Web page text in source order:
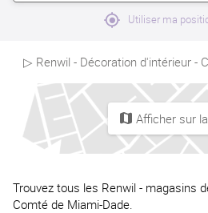
mylocation Utiliser ma
▷ Renwil - Décoration d'intérieur -
map Afficher sur
Trouvez tous les Renwil - magasins
Comté de Miami-Dade.